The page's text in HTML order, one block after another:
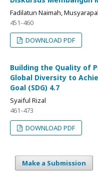
Fadilatun Naimah,
451-460
DOWNLOAD PDF
Building the Quality of
Global Diversity to
Goal (SDG) 4.7
Syaiful Rizal
461-473
DOWNLOAD PDF
Make a Submission